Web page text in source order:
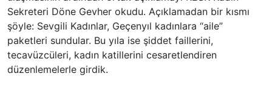
Sekreteri Döne Gevher okudu. Açıklamadan bir kısmı
şöyle: Sevgili Kadınlar, Geçenyıl kadınlara “aile”
paketleri sundular. Bu yıla ise şiddet faillerini,
tecavüzcüleri, kadın katillerini cesaretlendiren
düzenlemelerle girdik.